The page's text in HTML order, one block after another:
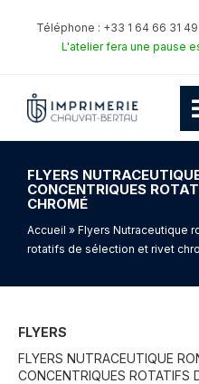
Téléphone : +33 1 64 66 31 49
L'atelier fera une pause
FLYERS
CONCENTRIQUES
CHROMÉ
Accueil » Flyers Nutraceutique
rotatifs de sélection et rivet
FLYERS
FLYERS NUTRACEUTIQUE
CONCENTRIQUES ROTATIFS